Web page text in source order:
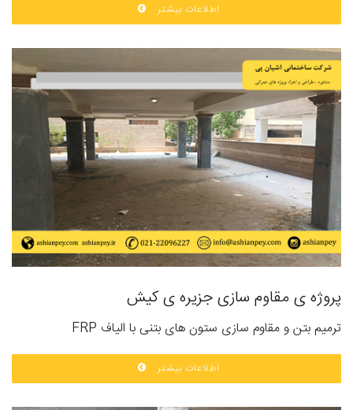
اطلاعات بیشتر
پروژه ی مقاوم سازی جزیره ی کیش
ترمیم بتن و مقاوم سازی ستون های بتنی با الیاف FRP
اطلاعات بیشتر